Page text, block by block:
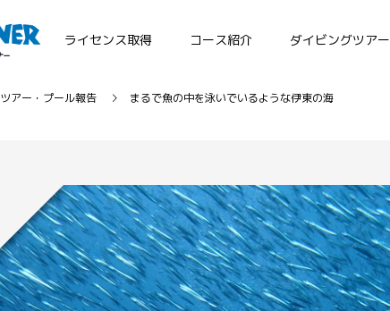
ライセンス取得 コース紹介 ダイビングツアー
ツアー・プール報告 まるで魚の中を泳いでいるような伊東の海